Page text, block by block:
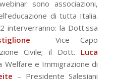
sono associazioni,
di tutta Italia.
interverranno: la Dott.ssa
– Vice Capo
Civile; il Dott. Luca
Welfare e Immigrazione di
– Presidente Salesiani